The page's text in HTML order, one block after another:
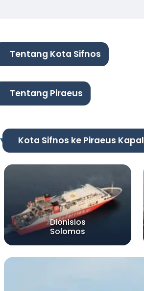
Tentang Kota Sifnos
Tentang Piraeus
Kota Sifnos ke Piraeus Kapal
Dionisios
Solomos